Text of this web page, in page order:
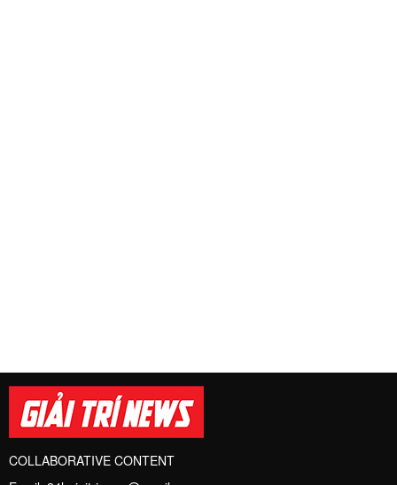
COLLABORATIVE CONTENT